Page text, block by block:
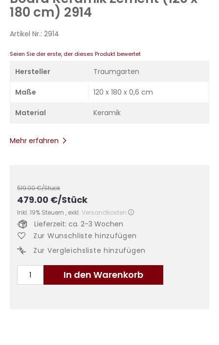
180 cm) 2914
Artikel Nr.: 2914
Seien Sie der erste, der dieses Produkt bewertet
Hersteller Traumgarten
Maße 120 x 180 x 0,6 cm
Material Keramik
Mehr erfahren
519.00€/Stück
479.00 €/Stück
Inkl. 19% Steuern , exkl. Versandkosten
In den Warenkorb
Lieferzeit: ca. 2-3 Wochen
Zur Wunschliste hinzufügen
Zur Vergleichsliste hinzufügen